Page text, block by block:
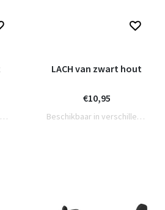
Beschikbaar in verschillende varianten
LACH van zwart hout
€10,95
Beschikbaar in verschillende varianten